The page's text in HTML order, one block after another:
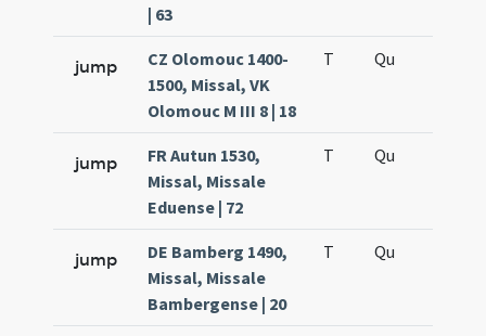
| 63
jump
CZ Olomouc 1400-
1500, Missal, VK
Olomouc M III 8 | 18
T Qu
jump
FR Autun 1530,
Missal, Missale
Eduense | 72
T Qu
jump
DE Bamberg 1490,
Missal, Missale
Bambergense | 20
T Qu